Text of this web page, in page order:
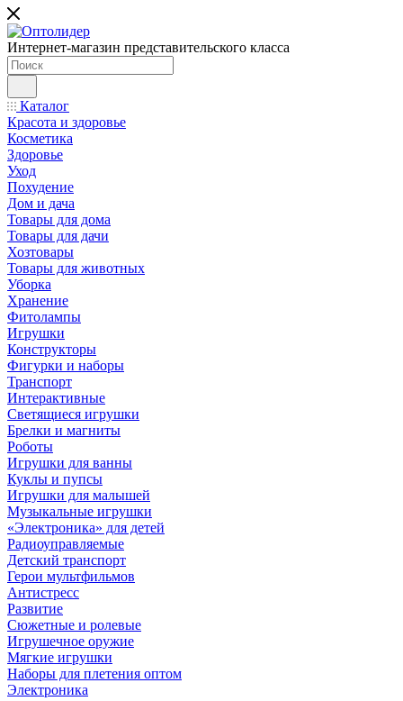
Интернет-магазин представительского класса
Каталог
Красота и здоровье
Косметика
Здоровье
Уход
Похудение
Дом и дача
Товары для дома
Товары для дачи
Хозтовары
Товары для животных
Уборка
Хранение
Фитолампы
Игрушки
Конструкторы
Фигурки и наборы
Транспорт
Интерактивные
Светящиеся игрушки
Брелки и магниты
Роботы
Игрушки для ванны
Куклы и пупсы
Игрушки для малышей
Музыкальные игрушки
«Электроника» для детей
Радиоуправляемые
Детский транспорт
Герои мультфильмов
Антистресс
Развитие
Сюжетные и ролевые
Игрушечное оружие
Мягкие игрушки
Наборы для плетения оптом
Электроника